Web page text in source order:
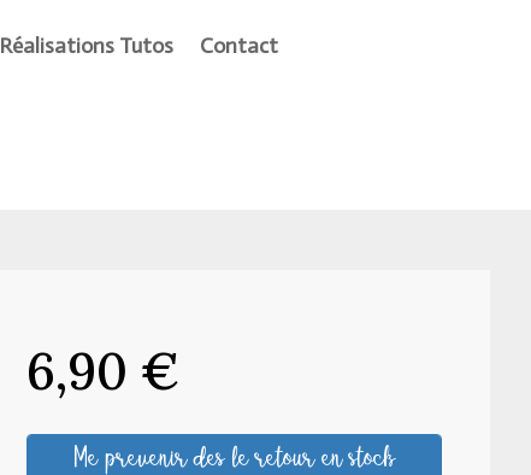
Réalisations Tutos Contact
6,90 €
Me prevenir des le retour en stock